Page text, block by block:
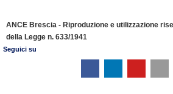
ANCE Brescia - Riproduzione e utilizzazione
della Legge n. 633/1941
Seguici su